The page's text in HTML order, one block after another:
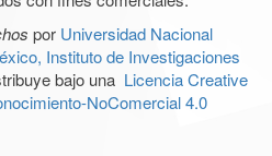
por Universidad Nacional
Instituto de Investigaciones
bajo una Licencia Creative
NoComercial 4.0